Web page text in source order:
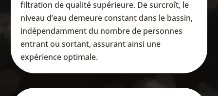
filtration de qualité supérieure. De surcroît, le
niveau d’eau demeure constant dans le bassin,
indépendamment du nombre de personnes
entrant ou sortant, assurant ainsi une
expérience optimale.